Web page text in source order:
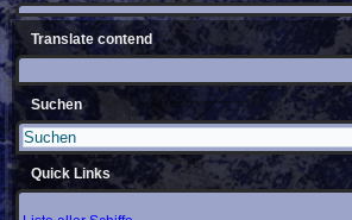
Translate contend
Suchen
Quick Links